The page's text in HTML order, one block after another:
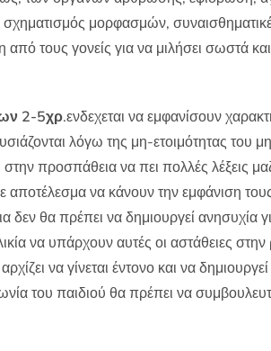
μορφασμών,
τους γονείς για να μιλήσει σωστά
2-5χρ.ενδεχεται να εμφανίσουν
λόγω της μη-ετοιμότητας του
προσπάθεια να πει πολλές λέξεις
αποτέλεσμα να κάνουν την εμφάνιση
θα πρέπει να δημιουργεί ανησυχία
να υπάρχουν αυτές οι αστάθειες
να γίνεται έντονο και να
του παιδιού θα πρέπει να